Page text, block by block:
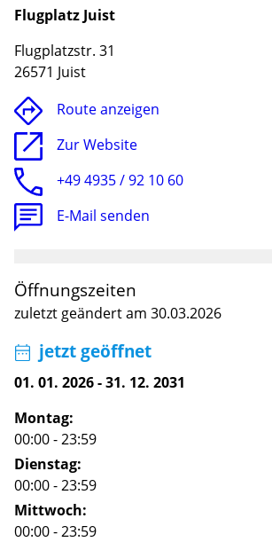
Flugplatz Juist
Flugplatzstr. 31
26571 Juist
Route anzeigen
Zur Website
+49 4935 / 92 10 60
E-Mail senden
Öffnungszeiten
zuletzt geändert am 30.03.2026
jetzt geöffnet
01. 01. 2026-31. 12. 2031
Montag:
00:00 - 23:59
Dienstag:
00:00 - 23:59
Mittwoch:
00:00 - 23:59